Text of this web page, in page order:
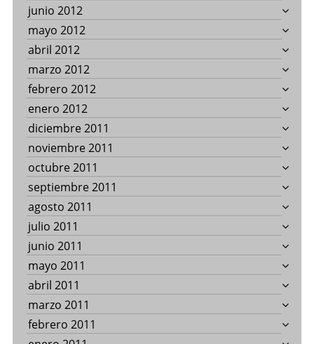
junio 2012
mayo 2012
abril 2012
marzo 2012
febrero 2012
enero 2012
diciembre 2011
noviembre 2011
octubre 2011
septiembre 2011
agosto 2011
julio 2011
junio 2011
mayo 2011
abril 2011
marzo 2011
febrero 2011